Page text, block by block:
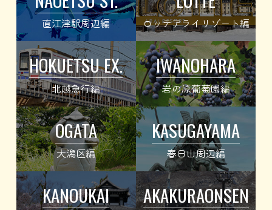
直江津駅周辺編 ロッテアライリゾート編
HOKUETSU EX.
北越急行編
IWANOHARA
岩の原葡萄園編
OGATA
大潟区編
KASUGAYAMA
春日山周辺編
KANOUKAI AKAKURAONSEN